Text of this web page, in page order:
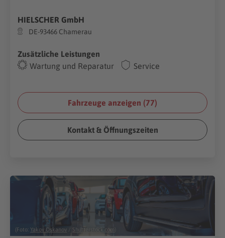
HIELSCHER GmbH
DE-93466 Chamerau
Zusätzliche Leistungen
Wartung und Reparatur
Service
Fahrzeuge anzeigen (77)
Kontakt & Öffnungszeiten
(Foto: Yakov Oskanov / Shutterstock.com